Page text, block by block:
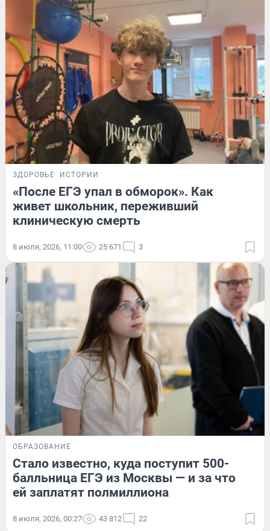
ЗДОРОВЬЕ ИСТОРИИ
«После ЕГЭ упал в обморок». Как
живет школьник, переживший
клиническую смерть
8 июля, 2026, 11:00 25 671 3
ОБРАЗОВАНИЕ
Стало известно, куда поступит 500-
балльница ЕГЭ из Москвы — и за что
ей заплатят полмиллиона
8 июля, 2026, 00:27 43 812 22